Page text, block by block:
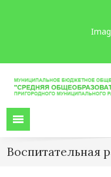
Воспитательная